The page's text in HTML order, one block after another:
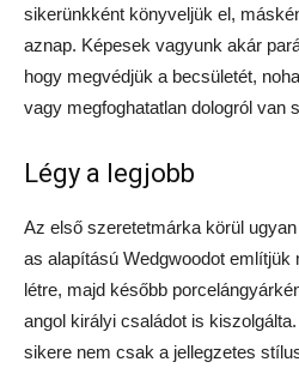
sikerünkként könyveljük el,
aznap. Képesek vagyunk akár
hogy megvédjük a becsületét,
vagy megfoghatatlan dologról van
Légy a legjobb
Az első szeretetmárka körül
as alapítású Wedgwoodot
létre, majd később
angol királyi családot is
sikere nem csak a jellegzetes